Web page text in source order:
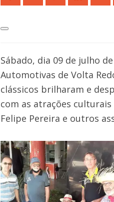
Sábado, dia 09 de julho
Automotivas de Volta
clássicos brilharam e
com as atrações
Felipe Pereira e outros